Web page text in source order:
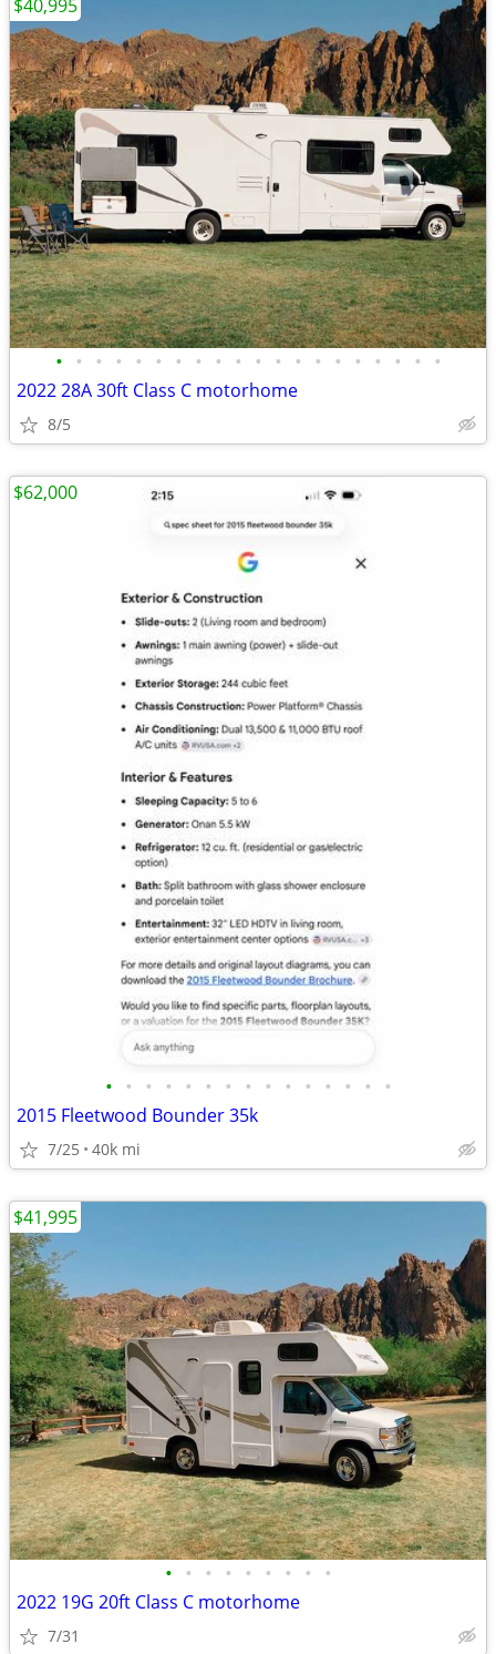
• • • • • • • • • • • • • • • • • • • •
2022 28A 30ft Class C motorhome
8/5
$40,995
• • • • • • • • • • • • • • •
2015 Fleetwood Bounder 35k
7/25 40k mi
$62,000
• • • • • • • • •
2022 19G 20ft Class C motorhome
7/31
$41,995